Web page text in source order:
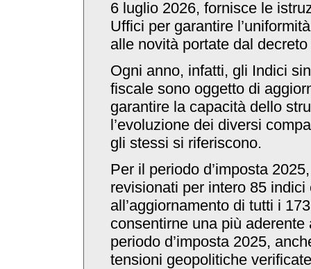
6 luglio 2026, fornisce le
Uffici per garantire
alle novità portate dal
Ogni anno, infatti, gli Indici
fiscale sono oggetto di
garantire la capacità dello
l’evoluzione dei diversi
gli stessi si riferiscono.
Per il periodo d’imposta
revisionati per intero 85
all’aggiornamento di tutti i
consentirne una più aderente
periodo d’imposta 2025,
tensioni geopolitiche